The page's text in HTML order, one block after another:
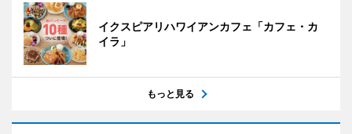
イクスピアリハワイアンカフェ「カフェ・カ
イラ」
もっと見る